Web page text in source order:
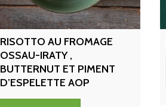
RISOTTO AU FROMAGE
OSSAU-IRATY ,
BUTTERNUT ET PIMENT
D’ESPELETTE AOP